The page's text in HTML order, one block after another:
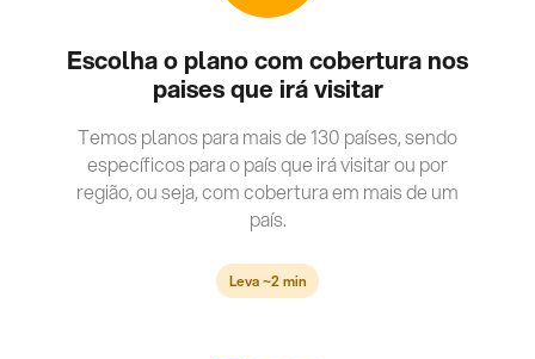
Escolha o plano com cobertura nos
paises que irá visitar
Temos planos para mais de 130 países, sendo
específicos para o país que irá visitar ou por
região, ou seja, com cobertura em mais de um
país.
Leva ~2 min